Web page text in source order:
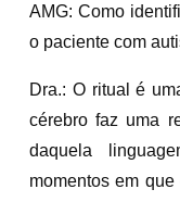
AMG: Como
o paciente com
Dra.: O ritual é
cérebro faz uma
daquela
momentos em